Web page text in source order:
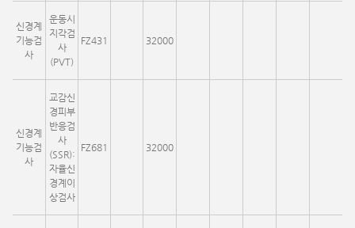
신경계
기능검
사
운동시
지각검
사
(PVT)
FZ431 32000
신경계
기능검
사
교감신
경피부
반응검
사
(SSR):
자율신
경계이
상검사
FZ681 32000